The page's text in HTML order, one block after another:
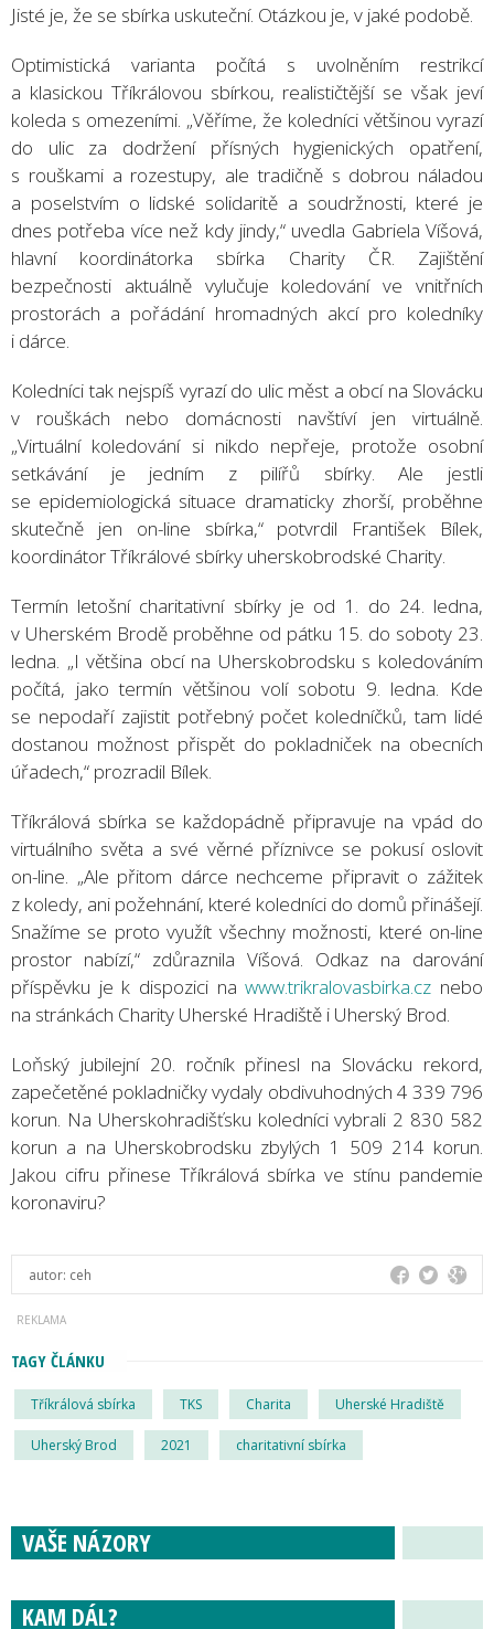
Jisté je, že se sbírka uskuteční. Otázkou je, v jaké podobě.
Optimistická varianta počítá s uvolněním restrikcí
a klasickou Tříkrálovou sbírkou, realističtější se však jeví
koleda s omezeními. „Věříme, že koledníci většinou vyrazí
do ulic za dodržení přísných hygienických opatření,
s rouškami a rozestupy, ale tradičně s dobrou náladou
a poselstvím o lidské solidaritě a soudržnosti, které je
dnes potřeba více než kdy jindy,“ uvedla Gabriela Víšová,
hlavní koordinátorka sbírka Charity ČR. Zajištění
bezpečnosti aktuálně vylučuje koledování ve vnitřních
prostorách a pořádání hromadných akcí pro koledníky
i dárce.
Koledníci tak nejspíš vyrazí do ulic měst a obcí na Slovácku
v rouškách nebo domácnosti navštíví jen virtuálně.
„Virtuální koledování si nikdo nepřeje, protože osobní
setkávání je jedním z pilířů sbírky. Ale jestli
se epidemiologická situace dramaticky zhorší, proběhne
skutečně jen on-line sbírka,“ potvrdil František Bílek,
koordinátor Tříkrálové sbírky uherskobrodské Charity.
Termín letošní charitativní sbírky je od 1. do 24. ledna,
v Uherském Brodě proběhne od pátku 15. do soboty 23.
ledna. „I většina obcí na Uherskobrodsku s koledováním
počítá, jako termín většinou volí sobotu 9. ledna. Kde
se nepodaří zajistit potřebný počet koledníčků, tam lidé
dostanou možnost přispět do pokladniček na obecních
úřadech,“ prozradil Bílek.
Tříkrálová sbírka se každopádně připravuje na vpád do
virtuálního světa a své věrné příznivce se pokusí oslovit
on-line. „Ale přitom dárce nechceme připravit o zážitek
z koledy, ani požehnání, které koledníci do domů přinášejí.
Snažíme se proto využít všechny možnosti, které on-line
prostor nabízí,“ zdůraznila Víšová. Odkaz na darování
příspěvku je k dispozici nawww.trikralovasbirka.cz nebo
na stránkách Charity Uherské Hradiště i Uherský Brod.
Loňský jubilejní 20. ročník přinesl na Slovácku rekord,
zapečetěné pokladničky vydaly obdivuhodných 4 339 796
korun. Na Uherskohradišťsku koledníci vybrali 2 830 582
korun a na Uherskobrodsku zbylých 1 509 214 korun.
Jakou cifru přinese Tříkrálová sbírka ve stínu pandemie
koronaviru?
autor: ceh
TAGY ČLÁNKU
Tříkrálová sbírka TKS Charita Uherské Hradiště
Uherský Brod 2021 charitativní sbírka
VAŠE NÁZORY
KAM DÁL?